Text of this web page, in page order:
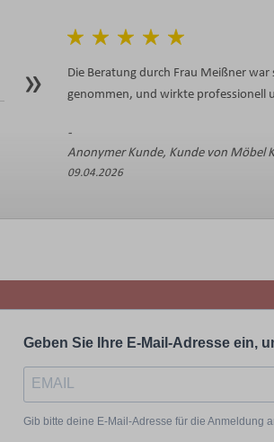
Die Beratung durch Frau Meißner
genommen, und wirkte professionell
Anonymer Kunde, Kunde von Möbel
09.04.2026
Geben Sie Ihre E-Mail-Adresse ein,
Gib bitte deine E-Mail-Adresse für die Anmeldung